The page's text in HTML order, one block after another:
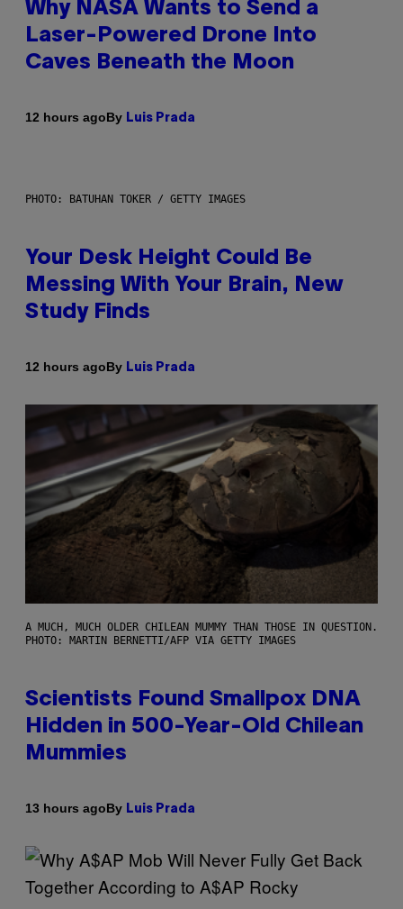
Why NASA Wants to Send a
Laser-Powered Drone Into
Caves Beneath the Moon
12 hours agoBy Luis Prada
PHOTO: BATUHAN TOKER / GETTY IMAGES
Your Desk Height Could Be
Messing With Your Brain, New
Study Finds
12 hours agoBy Luis Prada
A MUCH, MUCH OLDER CHILEAN MUMMY THAN THOSE IN QUESTION.
PHOTO: MARTIN BERNETTI/AFP VIA GETTY IMAGES
Scientists Found Smallpox DNA
Hidden in 500-Year-Old Chilean
Mummies
13 hours agoBy Luis Prada